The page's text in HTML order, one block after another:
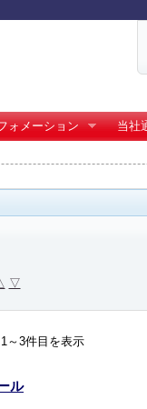
ォメーション
当社
▽
～3件目を表示
ル